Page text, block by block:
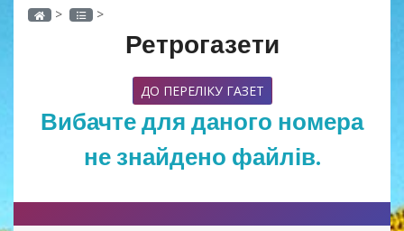
> >
Ретрогазети
ДО ПЕРЕЛІКУ ГАЗЕТ
Вибачте для даного номера
не знайдено файлів.